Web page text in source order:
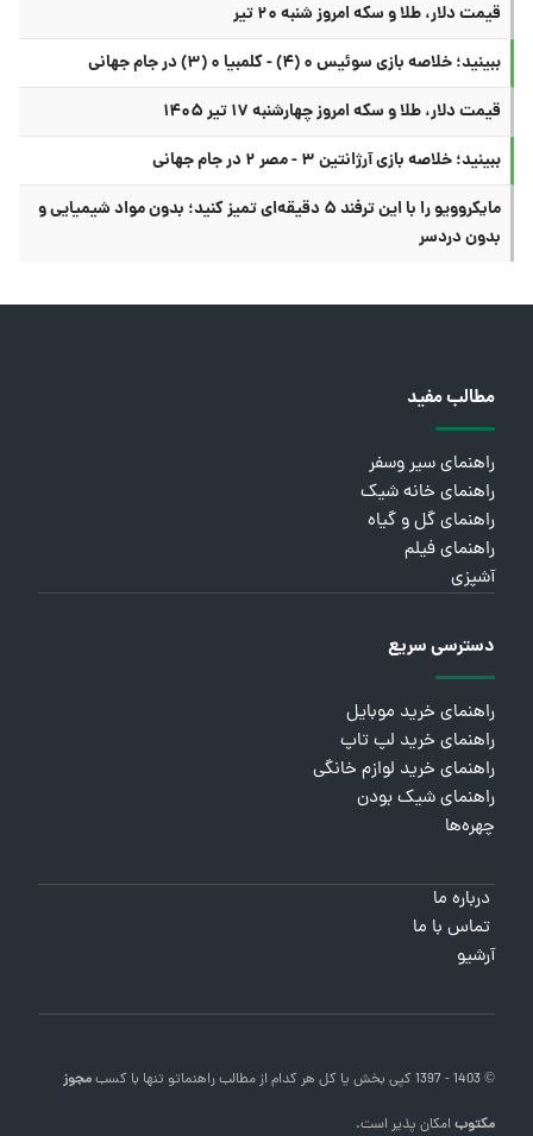
قیمت دلار، طلا و سکه امروز شنبه ۲۰ تیر
ببینید؛ خلاصه بازی سوئیس ۰ (۴) - کلمبیا ۰ (۳) در جام جهانی
قیمت دلار، طلا و سکه امروز چهارشنبه ۱۷ تیر ۱۴۰۵
ببینید؛ خلاصه بازی آرژانتین ۳ - مصر ۲ در جام جهانی
مایکروویو را با این ترفند ۵ دقیقه‌ای تمیز کنید؛ بدون مواد شیمیایی و
بدون دردسر
مطالب مفید
راهنمای سیر وسفر
راهنمای خانه شیک
راهنمای گل و گیاه
راهنمای فیلم
آشپزی
دسترسی سریع
راهنمای خرید موبایل
راهنمای خرید لپ تاپ
راهنمای خرید لوازم خانگی
راهنمای شیک بودن
چهره‌ها
درباره ما
تماس با ما
آرشیو
© 1403 - 1397 کپی بخش یا کل هر کدام از مطالب راهنماتو تنها با کسبمجوز
مکتوبامکان پذیر است.